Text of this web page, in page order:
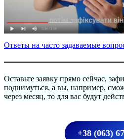
Ответы на часто задаваемые
Оставьте заявку прямо сейчас,
поднимуться, а вы, например,
через месяц, то для вас будут
+38 (063)